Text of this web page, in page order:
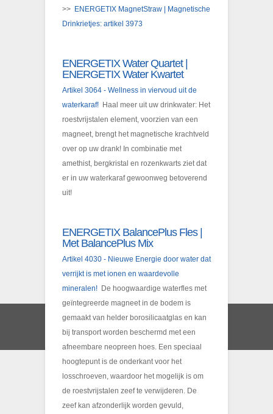
>> ENERGETIX MagnetStraw | Magnetische
Drinkrietjes: artikel 3973
ENERGETIX Water Quartet |
ENERGETIX Water Kwartet
Artikel 3064 - Wellness in viervoud uit de
waterkaraf! Haal meer uit uw drinkwater: Het
roestvrijstalen element, voorzien van een
magneet, brengt het magnetische krachtveld
over op uw drank! In combinatie met
amethist, bergkristal en rozenkwarts ziet dat
er in uw waterkaraf gewoonweg betoverend
uit!
ENERGETIX BalancePlus Fles |
Met BalancePlus Mix
Artikel 4030 - Nieuwe Energie door water dat
verrijkt is met ionen en waardevolle
mineralen! De hoogwaardige waterfles met
geïntegreerde magneet in de bodem is
gemaakt van helder borosilicaatglas en kan
bij transport worden beschermd met een
afneembare neopreen hoes. Een speciaal
hoogtepunt is de onderkant voor het
losschroeven, waardoor het mogelijk is om
de roestvrijstalen zeef te verwijderen. De
zeef kan afzonderlijk worden gevuld,